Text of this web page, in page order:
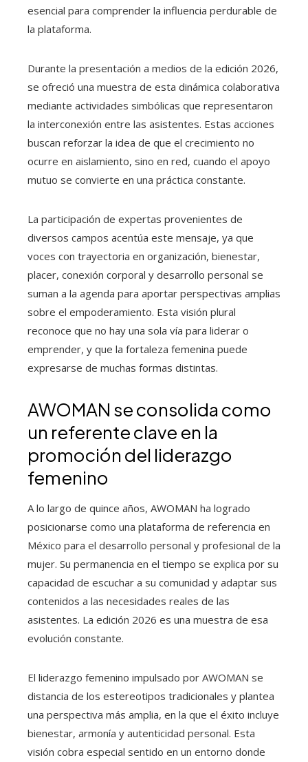
esencial para comprender la influencia perdurable de
la plataforma.
Durante la presentación a medios de la edición 2026,
se ofreció una muestra de esta dinámica colaborativa
mediante actividades simbólicas que representaron
la interconexión entre las asistentes. Estas acciones
buscan reforzar la idea de que el crecimiento no
ocurre en aislamiento, sino en red, cuando el apoyo
mutuo se convierte en una práctica constante.
La participación de expertas provenientes de
diversos campos acentúa este mensaje, ya que
voces con trayectoria en organización, bienestar,
placer, conexión corporal y desarrollo personal se
suman a la agenda para aportar perspectivas amplias
sobre el empoderamiento. Esta visión plural
reconoce que no hay una sola vía para liderar o
emprender, y que la fortaleza femenina puede
expresarse de muchas formas distintas.
AWOMAN se consolida como
un referente clave en la
promoción del liderazgo
femenino
A lo largo de quince años, AWOMAN ha logrado
posicionarse como una plataforma de referencia en
México para el desarrollo personal y profesional de la
mujer. Su permanencia en el tiempo se explica por su
capacidad de escuchar a su comunidad y adaptar sus
contenidos a las necesidades reales de las
asistentes. La edición 2026 es una muestra de esa
evolución constante.
El liderazgo femenino impulsado por AWOMAN se
distancia de los estereotipos tradicionales y plantea
una perspectiva más amplia, en la que el éxito incluye
bienestar, armonía y autenticidad personal. Esta
visión cobra especial sentido en un entorno donde